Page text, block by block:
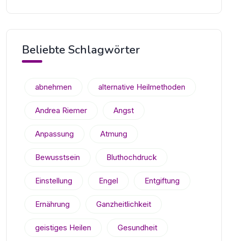
Beliebte Schlagwörter
abnehmen alternative Heilmethoden
Andrea Riemer Angst
Anpassung Atmung
Bewusstsein Bluthochdruck
Einstellung Engel Entgiftung
Ernährung Ganzheitlichkeit
geistiges Heilen Gesundheit